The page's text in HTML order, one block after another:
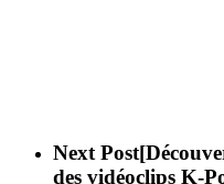
Next Post
des vidéoclips K-